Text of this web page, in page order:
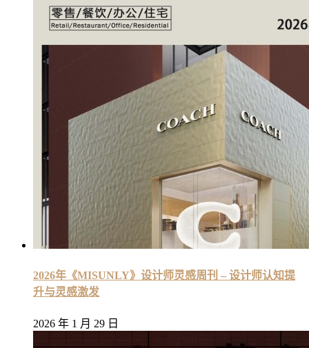
2026年《MISUNLY》设计师灵感周刊 – 设计师认知提
升与灵感激发
2026 年 1 月 29 日